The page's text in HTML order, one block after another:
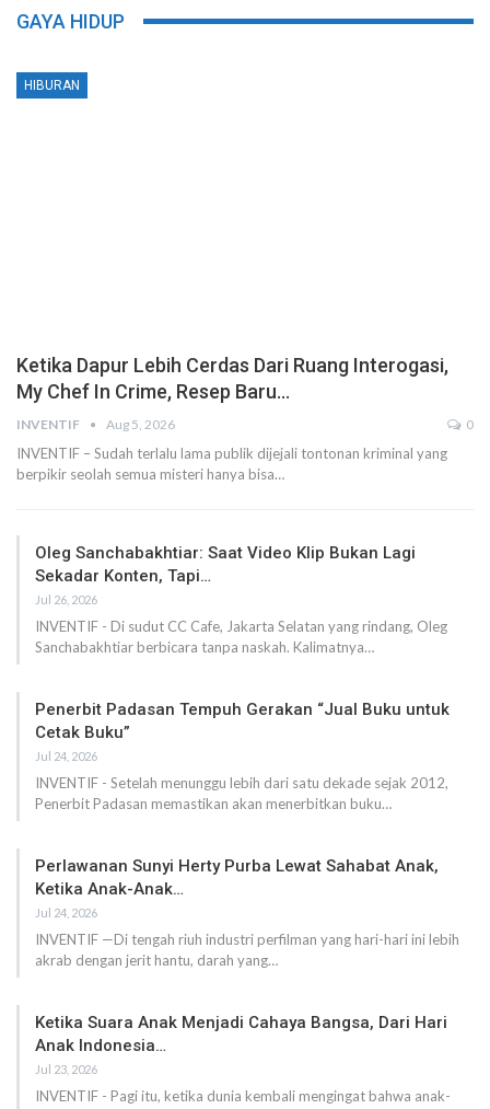
GAYA HIDUP
HIBURAN
Ketika Dapur Lebih Cerdas Dari Ruang Interogasi,
My Chef In Crime, Resep Baru…
INVENTIF Aug 5, 2026 0
INVENTIF – Sudah terlalu lama publik dijejali tontonan kriminal yang
berpikir seolah semua misteri hanya bisa…
Oleg Sanchabakhtiar: Saat Video Klip Bukan Lagi
Sekadar Konten, Tapi…
Jul 26, 2026
INVENTIF - Di sudut CC Cafe, Jakarta Selatan yang rindang, Oleg
Sanchabakhtiar berbicara tanpa naskah. Kalimatnya…
Penerbit Padasan Tempuh Gerakan “Jual Buku untuk
Cetak Buku”
Jul 24, 2026
INVENTIF - Setelah menunggu lebih dari satu dekade sejak 2012,
Penerbit Padasan memastikan akan menerbitkan buku…
Perlawanan Sunyi Herty Purba Lewat Sahabat Anak,
Ketika Anak-Anak…
Jul 24, 2026
INVENTIF —Di tengah riuh industri perfilman yang hari-hari ini lebih
akrab dengan jerit hantu, darah yang…
Ketika Suara Anak Menjadi Cahaya Bangsa, Dari Hari
Anak Indonesia…
Jul 23, 2026
INVENTIF - Pagi itu, ketika dunia kembali mengingat bahwa anak-